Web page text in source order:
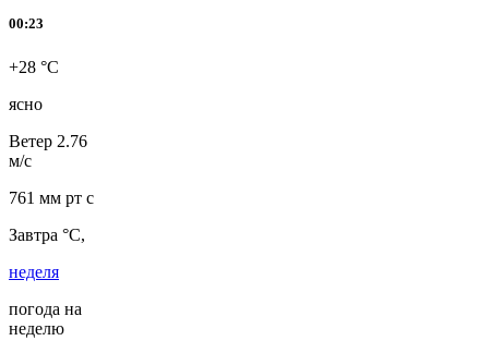
00:23
+28 °C
ясно
Ветер 2.76
м/с
761 мм рт с
Завтра °C,
неделя
погода на
неделю